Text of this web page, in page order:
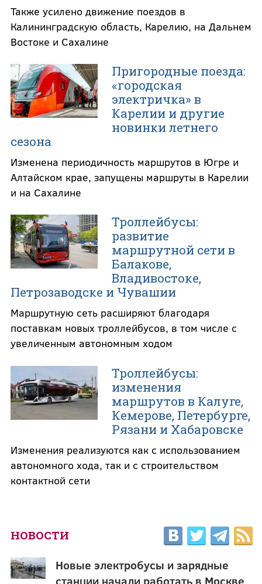
Также усилено движение поездов в
Калининградскую область, Карелию, на Дальнем
Востоке и Сахалине
Пригородные поезда:
«городская
электричка» в
Карелии и другие
новинки летнего
сезона
Изменена периодичность маршрутов в Югре и
Алтайском крае, запущены маршруты в Карелии
и на Сахалине
Троллейбусы:
развитие
маршрутной сети в
Балакове,
Владивостоке,
Петрозаводске и Чувашии
Маршрутную сеть расширяют благодаря
поставкам новых троллейбусов, в том числе с
увеличенным автономным ходом
Троллейбусы:
изменения
маршрутов в Калуге,
Кемерове, Петербурге,
Рязани и Хабаровске
Изменения реализуются как с использованием
автономного хода, так и с строительством
контактной сети
НОВОСТИ
Новые электробусы и зарядные
станции начали работать в Москве